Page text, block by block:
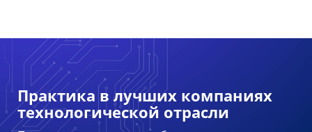
Практика в лучших компаниях
технологической отрасли